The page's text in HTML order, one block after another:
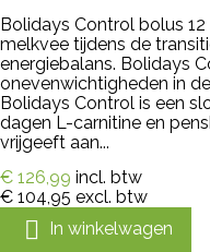
Bolidays Control bolus
melkvee tijdens de
energiebalans. Bolidays
onevenwichtigheden in
Bolidays Control is een
dagen L-carnitine en
vrijgeeft aan...
€ 126,99 incl. btw
€ 104,95 excl. btw
 In winkelwagen